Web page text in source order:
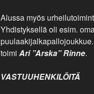
Alussa myös
Yhdistyksellä oli esim.
toimiAri ”Arska” Rinne.
VASTUUHENKILÖITÄ